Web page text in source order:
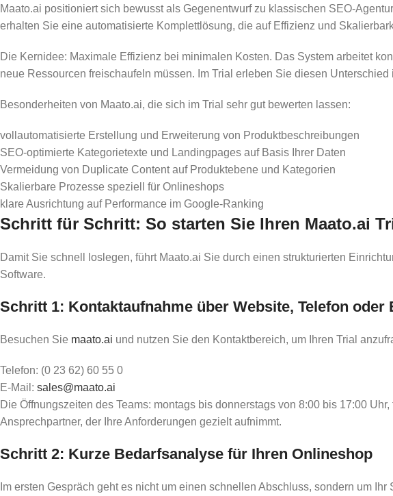
Maato.ai positioniert sich bewusst als Gegenentwurf zu klassischen SEO-
erhalten Sie eine automatisierte Komplettlösung, die auf Effizienz und
Die Kernidee: Maximale Effizienz bei minimalen Kosten. Das System arbeitet
neue Ressourcen freischaufeln müssen. Im Trial erleben Sie diesen Unterschied
Besonderheiten von Maato.ai, die sich im Trial sehr gut bewerten lassen:
vollautomatisierte Erstellung und Erweiterung von Produktbeschreibungen
SEO-optimierte Kategorietexte und Landingpages auf Basis Ihrer Daten
Vermeidung von Duplicate Content auf Produktebene und Kategorien
Skalierbare Prozesse speziell für Onlineshops
klare Ausrichtung auf Performance im Google-Ranking
Schritt für Schritt: So starten Sie Ihren Maato.ai
Damit Sie schnell loslegen, führt Maato.ai Sie durch einen strukturierten
Software.
Schritt 1: Kontaktaufnahme über Website, Telefon oder
Besuchen Sie maato.ai und nutzen Sie den Kontaktbereich, um Ihren Trial
Telefon: (0 23 62) 60 55 0
E-Mail: sales@maato.ai
Die Öffnungszeiten des Teams: montags bis donnerstags von 8:00 bis 17:00
Ansprechpartner, der Ihre Anforderungen gezielt aufnimmt.
Schritt 2: Kurze Bedarfsanalyse für Ihren Onlineshop
Im ersten Gespräch geht es nicht um einen schnellen Abschluss, sondern um